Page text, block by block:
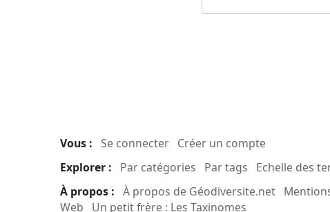
Vous : Se connecter Créer un compte
Explorer :
Par catégories Par tags Echelle des
À propos : À propos de Géodiversite.net
Web
Un petit frère : Les Taxinomes